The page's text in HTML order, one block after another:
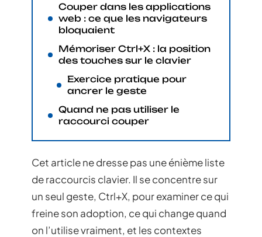
Couper dans les applications
web : ce que les navigateurs
bloquaient
Mémoriser Ctrl+X : la position
des touches sur le clavier
Exercice pratique pour
ancrer le geste
Quand ne pas utiliser le
raccourci couper
Cet article ne dresse pas une énième liste
de raccourcis clavier. Il se concentre sur
un seul geste, Ctrl+X, pour examiner ce qui
freine son adoption, ce qui change quand
on l’utilise vraiment, et les contextes